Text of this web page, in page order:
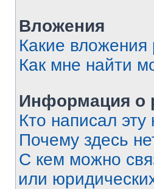
Вложения
Какие
Как мне найти
Информация о
Кто написал
Почему здесь
С кем можно
или